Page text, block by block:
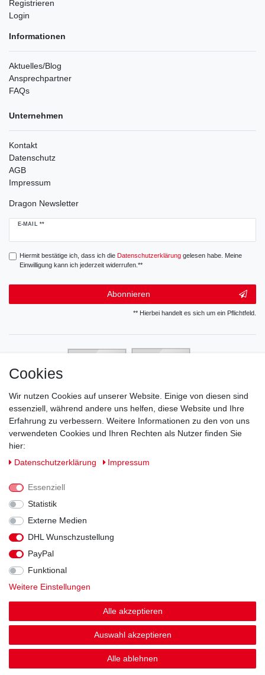
Registrieren
Login
Informationen
Aktuelles/Blog
Ansprechpartner
FAQs
Unternehmen
Kontakt
Datenschutz
AGB
Impressum
Dragon Newsletter
E-MAIL **
Newsletter
Hiermit bestätige ich, dass ich die Daten­schutz­erklärunggelesen habe. Meine
Einwilligung kann ich jederzeit widerrufen.**
Abonnieren
** Hierbei handelt es sich um ein Pflichtfeld.
Widerrufs­recht
© Copyright 2026 | Alle Rechte vorbehalten.
Cookies
Wir nutzen Cookies auf unserer Website. Einige von diesen sind
essenziell, während andere uns helfen, diese Website und Ihre
Erfahrung zu verbessern. Weitere Informationen zu den von uns
verwendeten Cookies und Ihren Rechten als Nutzer finden Sie
hier:
Daten­schutz­erklärung
Impressum
Essenziell
Statistik
Externe Medien
DHL Wunschzustellung
PayPal
Funktional
Weitere Einstellungen
Alle akzeptieren
Auswahl akzeptieren
Alle ablehnen